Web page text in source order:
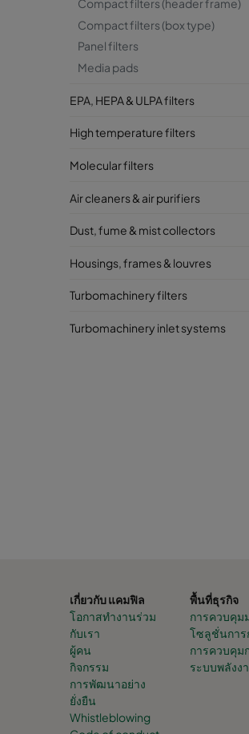
Compact filters (header frame)
Compact filters (box type)
Panel filters
Media pads
EPA, HEPA & ULPA filters
High temperature filters
Molecular filters
Air cleaners & air purifiers
Dust, fume & mist collectors
Housings, frames & louvres
Turbomachinery filters
Turbomachinery inlet systems
เกี่ยวกับ แคมฟิล
โอกาสทำงานร่วม
กับเรา
ผู้คน
กิจกรรม
การพัฒนาอย่าง
ยั่งยืน
Whistleblowing
พื้นที่ธุรกิจ
การควบคุม
โซลูชั่นการ
การควบคุม
ระบบพลังง